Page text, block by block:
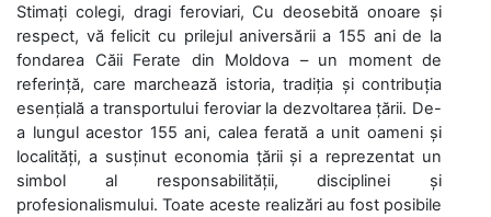
Stimați colegi, dragi feroviari, Cu deosebită onoare și
respect, vă felicit cu prilejul aniversării a 155 ani de la
fondarea Căii Ferate din Moldova – un moment de
referință, care marchează istoria, tradiția și contribuția
esențială a transportului feroviar la dezvoltarea țării. De-
a lungul acestor 155 ani, calea ferată a unit oameni și
localități, a susținut economia țării și a reprezentat un
simbol al responsabilității, disciplinei și
profesionalismului. Toate aceste realizări au fost posibile